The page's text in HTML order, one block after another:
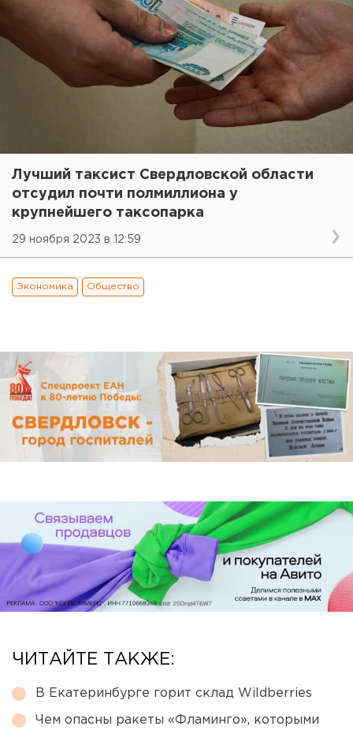
Лучший таксист Свердловской области
отсудил почти полмиллиона у
крупнейшего таксопарка
29 ноября 2023 в 12:59
Экономика Общество
ЧИТАЙТЕ ТАКЖЕ:
В Екатеринбурге горит склад Wildberries
Чем опасны ракеты «Фламинго», которыми